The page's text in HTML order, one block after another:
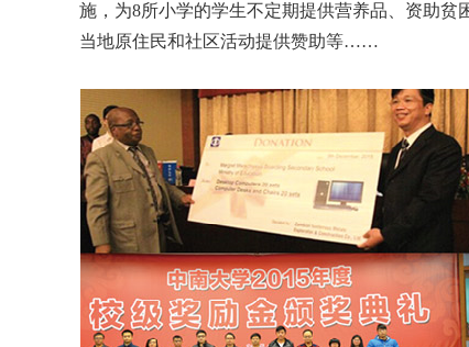
施，为8所小学的学生不定期提供营养品、资助
当地原住民和社区活动提供赞助等……